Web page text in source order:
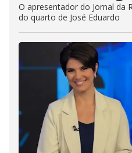
O apresentador do Jornal da
do quarto de José Eduardo